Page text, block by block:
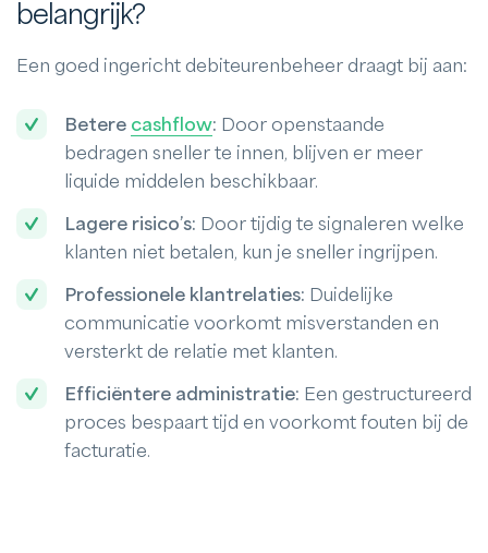
belangrijk?
Een goed ingericht debiteurenbeheer draagt bij aan:
Betere cashflow: Door openstaande
bedragen sneller te innen, blijven er meer
liquide middelen beschikbaar.
Lagere risico’s: Door tijdig te signaleren welke
klanten niet betalen, kun je sneller ingrijpen.
Professionele klantrelaties: Duidelijke
communicatie voorkomt misverstanden en
versterkt de relatie met klanten.
Efficiëntere administratie: Een gestructureerd
proces bespaart tijd en voorkomt fouten bij de
facturatie.